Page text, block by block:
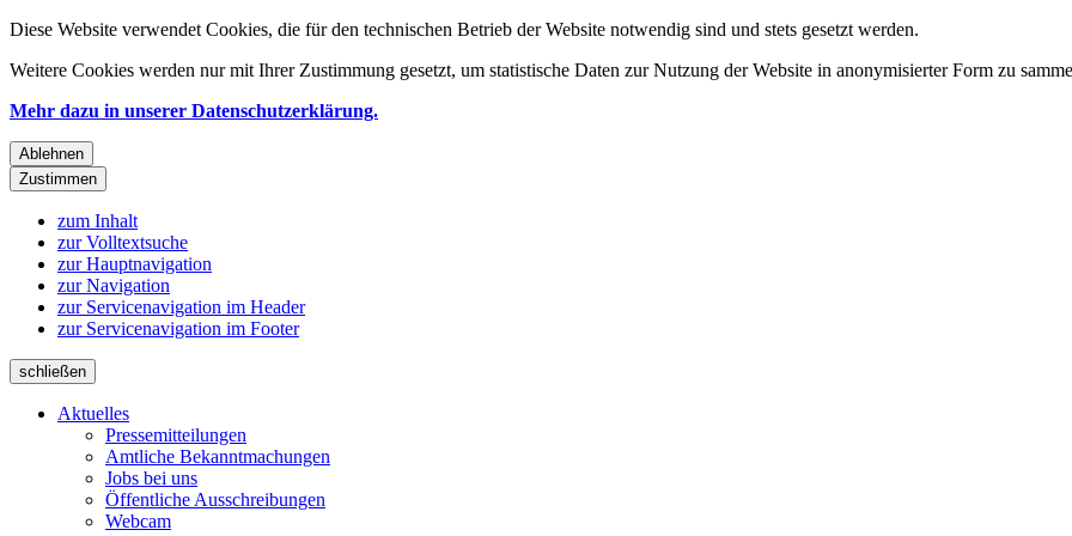
Diese Website verwendet Cookies, die für den technischen Betrieb der Website notwendig sind und stets gesetzt werden.
Weitere Cookies werden nur mit Ihrer Zustimmung gesetzt, um statistische Daten zur Nutzung der Website in anonymisierter Form zu
Mehr dazu in unserer Datenschutzerklärung.
Ablehnen
Zustimmen
zum Inhalt
zur Volltextsuche
zur Hauptnavigation
zur Navigation
zur Servicenavigation im Header
zur Servicenavigation im Footer
schließen
Aktuelles
Pressemitteilungen
Amtliche Bekanntmachungen
Jobs bei uns
Öffentliche Ausschreibungen
Webcam